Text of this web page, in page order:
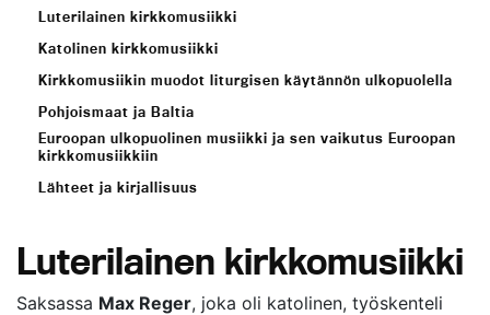
Luterilainen kirkkomusiikki
Katolinen kirkkomusiikki
Kirkkomusiikin muodot liturgisen käytännön ulkopuolella
Pohjoismaat ja Baltia
Euroopan ulkopuolinen musiikki ja sen vaikutus Euroopan
kirkkomusiikkiin
Lähteet ja kirjallisuus
Luterilainen kirkkomusiikki
Saksassa Max Reger, joka oli katolinen, työskenteli